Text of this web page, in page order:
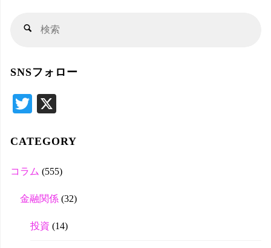
検
SNSフォロー
T
tte
CATEGORY
コラム (555)
金融関係 (32)
投資 (14)